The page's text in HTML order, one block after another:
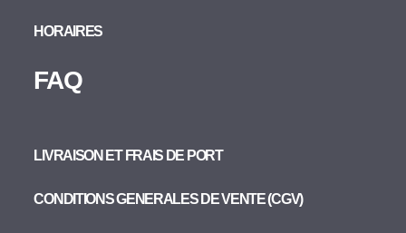
HORAIRES
FAQ
LIVRAISON ET FRAIS DE PORT
CONDITIONS GENERALES DE VENTE (CGV)